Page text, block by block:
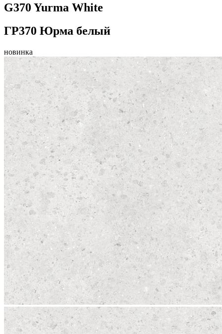
G370 Yurma White
ГР370 Юрма белый
новинка